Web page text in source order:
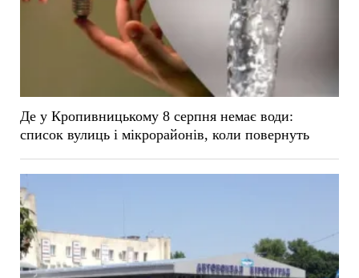
Де у Кропивницькому 8 серпня немає води:
список вулиць і мікрорайонів, коли повернуть